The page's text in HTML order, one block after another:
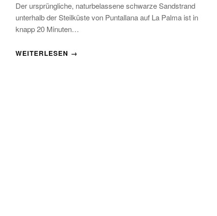
Der ursprüngliche, naturbelassene schwarze Sandstrand
unterhalb der Steilküste von Puntallana auf La Palma ist in
knapp 20 Minuten…
WEITERLESEN →